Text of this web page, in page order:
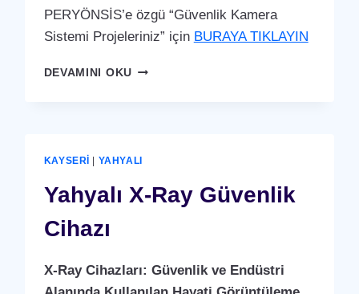
PERYÖNSİS’e özgü “Güvenlik Kamera
Sistemi Projeleriniz” için BURAYA TIKLAYIN
DEVAMINI OKUYAHYALI
KAYSERI YAHYALI
Yahyalı X-Ray Güvenlik
Cihazı
X-Ray Cihazları: Güvenlik ve Endüstri